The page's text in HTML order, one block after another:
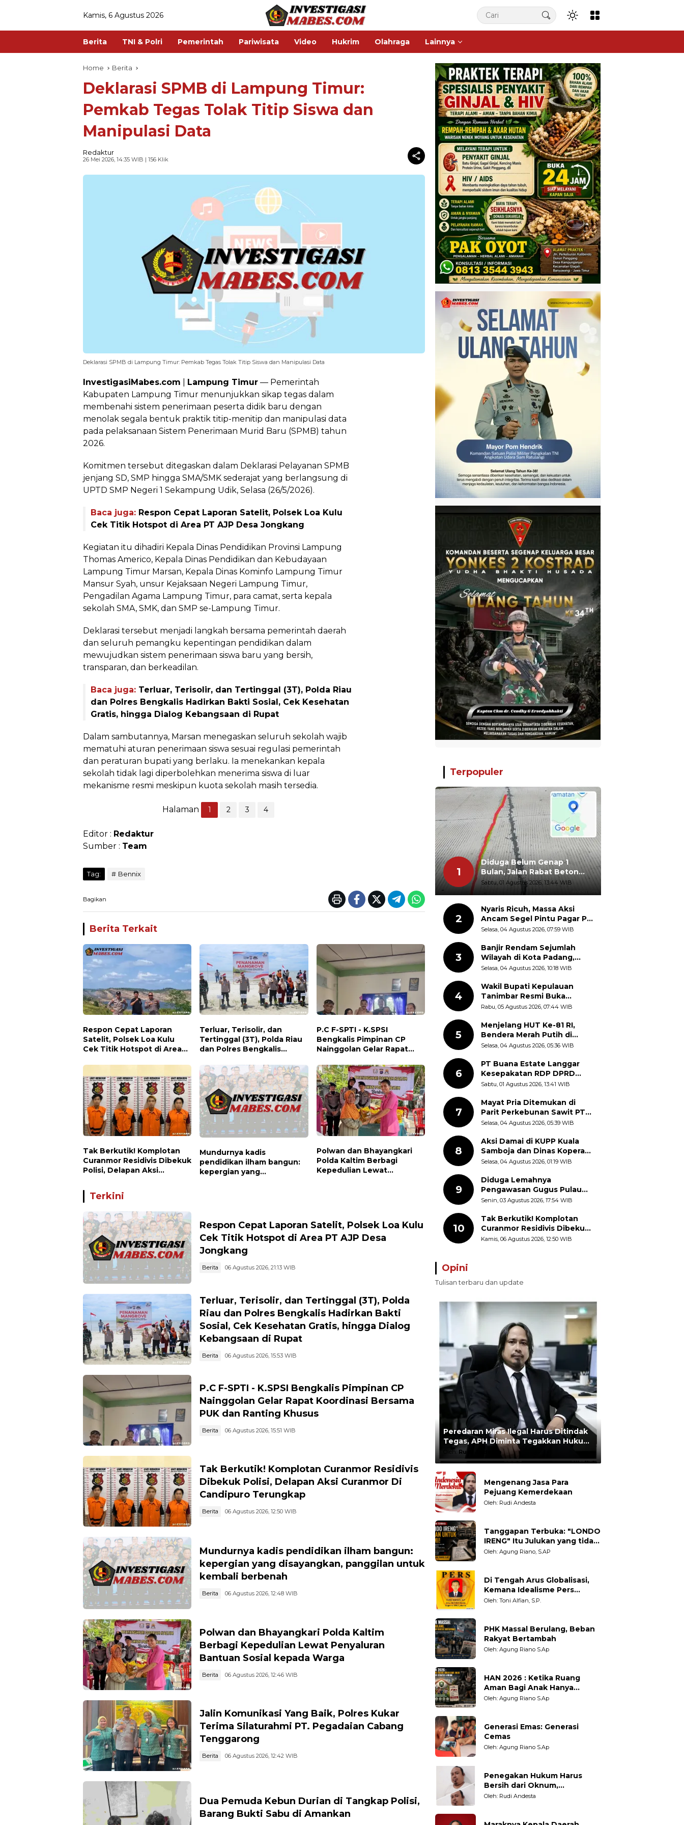
Kamis, 6 Agustus 2026
Berita TNI & Polri Pemerintah Pariwisata Video Hukrim Olahraga Lainnya
Home Berita
Deklarasi SPMB di Lampung Timur:
Pemkab Tegas Tolak Titip Siswa dan
Manipulasi Data
Redaktur
26 Mei 2026, 14:35 WIB | 156 Klik
Deklarasi SPMB di Lampung Timur: Pemkab Tegas Tolak Titip Siswa dan Manipulasi Data
InvestigasiMabes.com Lampung Timur — Pemerintah
Kabupaten Lampung Timur menunjukkan sikap tegas dalam
membenahi sistem penerimaan peserta didik baru dengan
menolak segala bentuk praktik titip-menitip dan manipulasi data
pada pelaksanaan Sistem Penerimaan Murid Baru (SPMB) tahun
2026.
Komitmen tersebut ditegaskan dalam Deklarasi Pelayanan SPMB
jenjang SD, SMP hingga SMA/SMK sederajat yang berlangsung di
UPTD SMP Negeri 1 Sekampung Udik, Selasa (26/5/2026).
Baca juga: Respon Cepat Laporan Satelit, Polsek Loa Kulu
Cek Titik Hotspot di Area PT AJP Desa Jongkang
Kegiatan itu dihadiri Kepala Dinas Pendidikan Provinsi Lampung
Thomas Americo, Kepala Dinas Pendidikan dan Kebudayaan
Lampung Timur Marsan, Kepala Dinas Kominfo Lampung Timur
Mansur Syah, unsur Kejaksaan Negeri Lampung Timur,
Pengadilan Agama Lampung Timur, para camat, serta kepala
sekolah SMA, SMK, dan SMP se-Lampung Timur.
Deklarasi tersebut menjadi langkah bersama pemerintah daerah
dan seluruh pemangku kepentingan pendidikan dalam
mewujudkan sistem penerimaan siswa baru yang bersih,
transparan, dan berkeadilan.
Baca juga: Terluar, Terisolir, dan Tertinggal (3T), Polda Riau
dan Polres Bengkalis Hadirkan Bakti Sosial, Cek Kesehatan
Gratis, hingga Dialog Kebangsaan di Rupat
Dalam sambutannya, Marsan menegaskan seluruh sekolah wajib
mematuhi aturan penerimaan siswa sesuai regulasi pemerintah
dan peraturan bupati yang berlaku. Ia menekankan kepala
sekolah tidak lagi diperbolehkan menerima siswa di luar
mekanisme resmi meskipun kuota sekolah masih tersedia.
Halaman 1 2 3 4
Editor : Redaktur
Sumber : Team
Tag: Bennix
Bagikan
Berita Terkait
Respon Cepat Laporan
Satelit, Polsek Loa Kulu
Cek Titik Hotspot di Area
Terluar, Terisolir, dan
Tertinggal (3T), Polda Riau
dan Polres Bengkalis
Kesehatan Gratis, hingga
Dialog Kebangsaan di
Rupat
P.C F-SPTI - K.SPSI
Bengkalis Pimpinan CP
Nainggolan Gelar Rapat
dan Ranting Khusus
Tak Berkutik! Komplotan
Curanmor Residivis Dibekuk
Polisi, Delapan Aksi
Terungkap
Mundurnya kadis
pendidikan ilham bangun:
kepergian yang
Polwan dan Bhayangkari
Polda Kaltim Berbagi
Kepedulian Lewat
Terkini
Respon Cepat Laporan Satelit, Polsek Loa Kulu
Cek Titik Hotspot di Area PT AJP Desa
Jongkang
Berita 06 Agustus 2026, 21:13 WIB
Terluar, Terisolir, dan Tertinggal (3T), Polda
Riau dan Polres Bengkalis Hadirkan Bakti
Sosial, Cek Kesehatan Gratis, hingga Dialog
Kebangsaan di Rupat
Berita 06 Agustus 2026, 15:53 WIB
P.C F-SPTI - K.SPSI Bengkalis Pimpinan CP
Nainggolan Gelar Rapat Koordinasi Bersama
PUK dan Ranting Khusus
Berita 06 Agustus 2026, 15:51 WIB
Tak Berkutik! Komplotan Curanmor Residivis
Dibekuk Polisi, Delapan Aksi Curanmor Di
Candipuro Terungkap
Berita 06 Agustus 2026, 12:50 WIB
Mundurnya kadis pendidikan ilham bangun:
kepergian yang disayangkan, panggilan untuk
kembali berbenah
Berita 06 Agustus 2026, 12:48 WIB
Polwan dan Bhayangkari Polda Kaltim
Berbagi Kepedulian Lewat Penyaluran
Bantuan Sosial kepada Warga
Berita 06 Agustus 2026, 12:46 WIB
Jalin Komunikasi Yang Baik, Polres Kukar
Terima Silaturahmi PT. Pegadaian Cabang
Tenggarong
Berita 06 Agustus 2026, 12:42 WIB
Dua Pemuda Kebun Durian di Tangkap Polisi,
Barang Bukti Sabu di Amankan
Terpopuler
1
Diduga Belum Genap 1
Bulan, Jalan Rabat Beton
Gidanglo - Guwosobokerto
Sudah Pecah
Sabtu, 01 Agustus 2026, 13:44 WIB
2
Nyaris Ricuh, Massa Aksi
Ancam Segel Pintu Pagar PT
Pabrik Gula Gorontalo
Selasa, 04 Agustus 2026, 07:59 WIB
3
Banjir Rendam Sejumlah
Wilayah di Kota Padang,
Proses Evakuasi Warga
Selasa, 04 Agustus 2026, 10:18 WIB
4
Wakil Bupati Kepulauan
Tanimbar Resmi Buka
Rangkaian Peringatan HUT
Diajak Perkuat Semangat
Nasionalisme
Rabu, 05 Agustus 2026, 07:44 WIB
5
Menjelang HUT Ke-81 RI,
Bendera Merah Putih di
Kantor Dinas Kehutanan
Selasa, 04 Agustus 2026, 05:36 WIB
6
PT Buana Estate Langgar
Kesepakatan RDP DPRD
Sumut: Pasang Pilar Tapal
Libatkan Masyarakat
Sabtu, 01 Agustus 2026, 13:41 WIB
7
Mayat Pria Ditemukan di
Parit Perkebunan Sawit PT
Hindoli Keluang, Polisi
Selasa, 04 Agustus 2026, 05:39 WIB
8
Aksi Damai di KUPP Kuala
Samboja dan Dinas Koperasi
Kukar, Tuntut Keadilan dan
Selasa, 04 Agustus 2026, 01:19 WIB
9
Diduga Lemahnya
Pengawasan Gugus Pulau
Provinsi Maluku Picu Dugaan
Bale-Bale di Perairan Pulau
Seira
Senin, 03 Agustus 2026, 17:54 WIB
10
Tak Berkutik! Komplotan
Curanmor Residivis Dibekuk
Polisi, Delapan Aksi
Kamis, 06 Agustus 2026, 12:50 WIB
Opini
Tulisan terbaru dan update
Peredaran Miras Ilegal Harus Ditindak
Tegas, APH Diminta Tegakkan Hukum
Tanpa Pandang Bulu
Oleh: Rudi Andesta
Mengenang Jasa Para
Pejuang Kemerdekaan
Oleh: Rudi Andesta
Tanggapan Terbuka: "LONDO
IRENG" Itu Julukan yang tidak
Adil untuk Wartawan,
Oleh: Agung Riano, S.AP
Di Tengah Arus Globalisasi,
Kemana Idealisme Pers
Berpihak?
Oleh: Toni Alfian, S.P.
PHK Massal Berulang, Beban
Rakyat Bertambah
Oleh: Agung Riano S.Ap
HAN 2026 : Ketika Ruang
Aman Bagi Anak Hanya
Sebatas Angan
Oleh: Agung Riano S.Ap
Generasi Emas: Generasi
Cemas
Oleh: Agung Riano S.Ap
Penegakan Hukum Harus
Bersih dari Oknum,
Kepercayaan Publik adalah
Oleh: Rudi Andesta